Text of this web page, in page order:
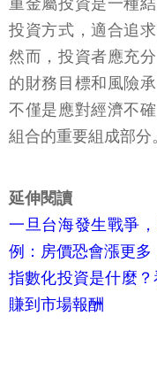
重金屬投資是一種
投資方式，適合追
然而，投資者應充
的財務目標和風險
不僅是應對經濟不
組合的重要組成部分
延伸閱讀
一旦台海發生戰爭
例：房價恐會漲更多
指數化投資是什麼
賺到市場報酬